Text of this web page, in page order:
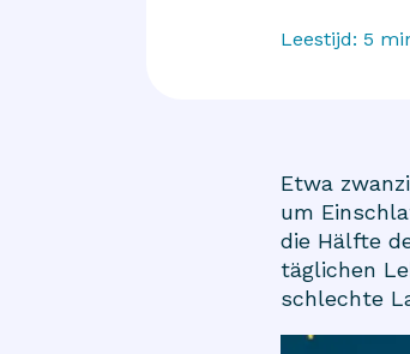
Leestijd: 5
Etwa
um
die Hälfte
täglichen
schlechte